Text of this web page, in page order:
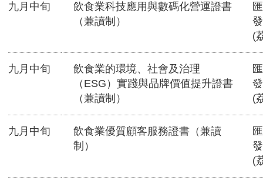
九月中旬
飲食業科技應用與數碼化營運證書
（兼讀制）
(
九月中旬
飲食業的環境、社會及治理
（ESG）實踐與品牌價值提升證書
（兼讀制）
(
九月中旬
飲食業優質顧客服務證書（兼讀
制）
(